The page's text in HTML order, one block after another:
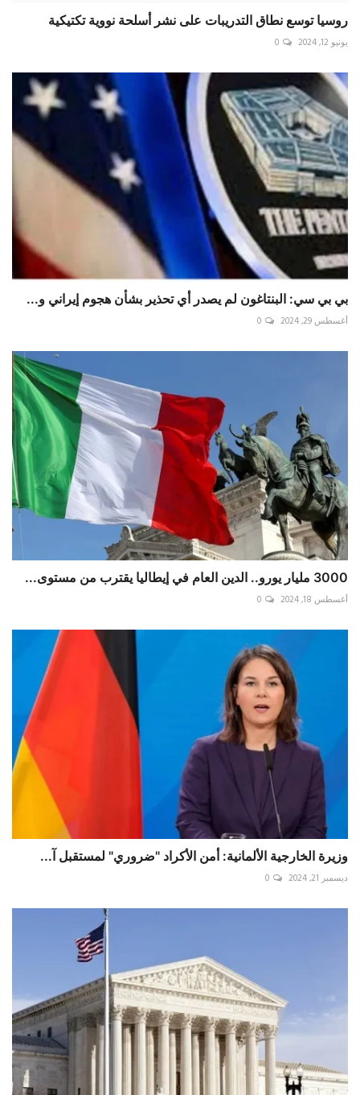
روسيا توسع نطاق التدريبات على نشر أسلحة نووية تكتيكية
يونيو 12, 2024 0
بي بي سي: البنتاغون لم يصدر أي تحذير بشأن هجوم إيراني و...
أغسطس 29, 2024 0
3000 مليار يورو.. الدين العام في إيطاليا يقترب من مستوى...
أغسطس 18, 2024 0
وزيرة الخارجية الألمانية: أمن الأكراد "ضروري" لمستقبل آ...
ديسمبر 21, 2024 0